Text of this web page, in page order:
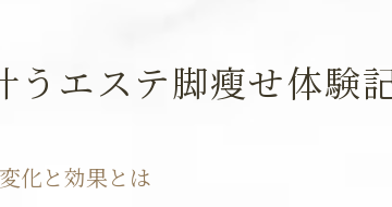
セルライト対策に強いエ
うエステ脚瘦せ体験
化と効果とは